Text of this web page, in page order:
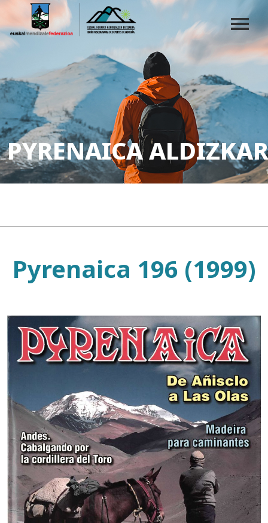
PYRENAICA
Pyrenaica 196 (1999)